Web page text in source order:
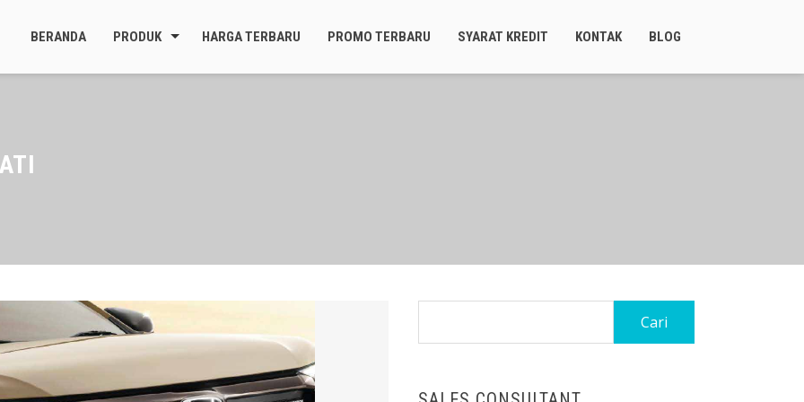
BERANDA PRODUK HARGA TERBARU PROMO TERBARU SYARAT KREDIT KONTAK BLOG